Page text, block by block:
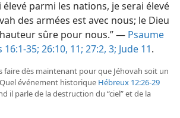
élevé parmi les nations, je serai élevé
des armées est avec nous; le Dieu
sûre pour nous.” — Psaume
16:1-35; 26:10, 11; 27:2, 3; Jude 11.
faire dès maintenant pour que Jéhovah soit un
événement historique Hébreux 12:26-29
il parle de la destruction du “ciel” et de la